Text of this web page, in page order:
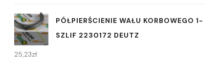
PÓŁPIERŚCIENIE WAŁU KORBOWEGO 1-
SZLIF 2230172 DEUTZ
25,23zł